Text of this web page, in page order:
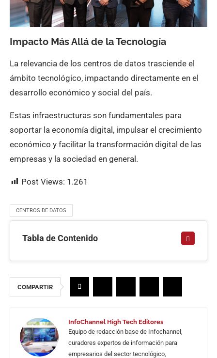
Impacto Más Allá de la Tecnología
La relevancia de los centros de datos trasciende el
ámbito tecnológico, impactando directamente en el
desarrollo económico y social del país.
Estas infraestructuras son fundamentales para
soportar la economía digital, impulsar el crecimiento
económico y facilitar la transformación digital de las
empresas y la sociedad en general.
Post Views: 1.261
CENTROS DE DATOS
Tabla de Contenido
COMPARTIR
InfoChannel High Tech Editores
Equipo de redacción base de Infochannel,
curadores expertos de información para
empresarios del sector tecnológico,